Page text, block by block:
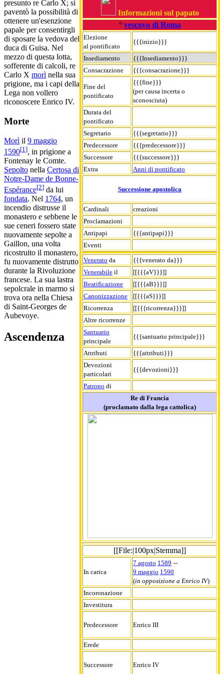
Informazioni sul papato
° vescovo di Roma
Elezione
al pontificato
{{{inizio}}}
Insediamento
{{{Insediamento}}}
Consacrazione
{{{consacrazione}}}
Fine del
pontificato
{{{fine}}}
(per causa incerta o
sconosciuta)
Durata del
pontificato
Segretario
{{{segretario}}}
Predecessore
{{{predecessore}}}
Successore
{{{successore}}}
Extra
Anni di pontificato
Successione apostolica
Cardinali
creazioni
Proclamazioni
Antipapi
{{{antipapi}}}
Eventi
Venerato da
{{{venerato da}}}
Venerabile il
[[{{{aV}}}]]
Beatificazione
[[{{{aB}}}]]
Canonizzazione
[[{{{aS}}}]]
Ricorrenza
[[{{{ricorrenza}}}]]
Altre ricorrenze
Santuario
principale
{{{santuario principale}}}
Attributi
{{{attributi}}}
Devozioni
particolari
{{{devozioni}}}
Patrono di
Re di Francia
(proclamato dalla lega cattolica)
[[File:|100px|Stemma]]
In carica
7 agosto 1589 –
9 maggio 1590
(in opposizione a Enrico IV)
Incoronazione
Investitura
Predecessore Enrico III
Erede
Successore Enrico IV
presunto re Carlo X; si
paventò la possibilità di
ottenere un'esenzione
papale per consentirgli
di sposare la vedova del
duca di Guisa. Nel
mezzo di questa lotta,
sofferente di calcoli, re
Carlo X morì nella sua
prigione, ma i capi della
Lega non vollero
riconoscere Enrico IV.
Morte
Morì il 9 maggio
1590[1 ], in prigione a
Fontenay le Comte.
Sepolto nella Certosa di
Notre-Dame de Bonne-
Espérance[2] da lui
fondata. Nel 1764, un
incendio distrusse il
monastero e sebbene le
sue ceneri fossero state
nuovamente sepolte a
Gaillon, una volta
ricostruito il monastero,
fu nuovamente distrutto
durante la Rivoluzione
francese. La sua lastra
sepolcrale in marmo si
trova ora nella Chiesa
di Saint-Georges de
Aubevoye.
Ascendenza